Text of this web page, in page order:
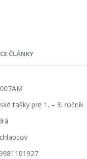
tašky pre 1. – 3. ročník
ČLÁNKY